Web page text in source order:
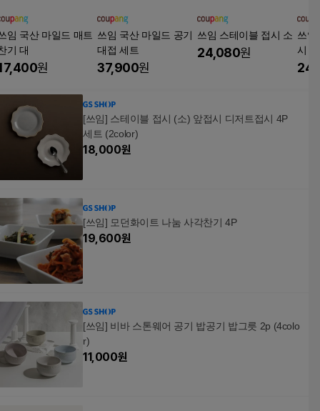
임 국산 마일드 매트
기 대
원
쓰임 국산 마일드 공기
대접 세트
37,900원
쓰임 스테이블 접시 소
24,080원
쓰임
시
[쓰임] 스테이블 접시 (소) 앞접시 디저트접시 4P
세트 (2color)
18,000원
[쓰임] 모던화이트 나눔 사각찬기 4P
19,600원
[쓰임] 비바 스톤웨어 공기 밥공기 밥그릇 2p (4colo
r)
11,000원